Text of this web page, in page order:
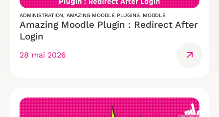
ADMINISTRATION, AMAZING MOODLE PLUGINS, MOODLE
Amazing Moodle Plugin : Redirect After
Login
28 mai 2026